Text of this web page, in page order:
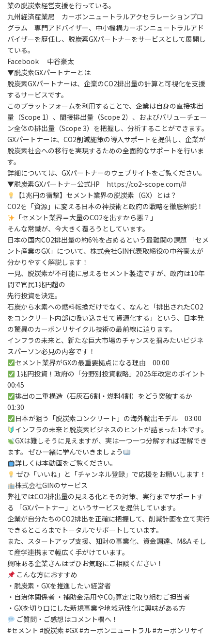
業の脱炭素経営支援を行っている。
九州経済産業局 カーボンニュートラルアクセラレーションプロ
グラム 専門アドバイザー、中小機構カーボンニュートラルアド
バイザーを歴任し、脱炭素GXパートナーをサービスとして展開し
ている。
Facebook 中谷豪太
▼脱炭素GXパートナーとは
脱炭素GXパートナーは、企業のCO2排出量の計算と可視化を支援
するサービスです。
このプラットフォームを利用することで、企業は自身の直接排出
量（Scope 1）、間接排出量（Scope 2）、およびバリューチェー
ン全体の排出量（Scope 3）を把握し、分析することができます。
GXパートナーは、CO2削減施策の導入サポートを提供し、企業が
脱炭素社会への移行を実現するための全面的なサポートを行いま
す。
詳細については、GXパートナーのウェブサイトをご覧ください。
▼脱炭素GXパートナー公式HP https://co2-scope.com/#
【1兆円の衝撃】セメント業界の脱炭素（GX）とは？
CO2を「資源」に変える日本の神技術と政府の戦略を徹底解説！
「セメント業界＝大量のCO2を出すから悪？」
そんな常識が、今大きく覆ろうとしています。
日本の国内CO2排出量の約6％を占めるという最難関の課題 「セメ
ント産業のGX」について、株式会社GIN代表取締役の中谷豪太が
分かりやすく解説します！
一見、脱炭素が不可能に思えるセメント製造ですが、政府は10年
間で官民1兆円超の
先行投資を決定。
石炭から水素への燃料転換だけでなく、なんと「排出されたCO2
をコンクリート内部に吸い込ませて資源化する」という、日本発
の驚異のカーボンリサイクル技術の最前線に迫ります。
インフラの未来と、新たな巨大市場のチャンスを掴みたいビジネ
スパーソン必見の内容です！
セメント業界がGXの最重要拠点になる理由 00:00
1兆円投資！政府の「分野別投資戦略」2025年改定のポイント
00:45
排出の二重構造（石灰石6割・燃料4割）をどう突破するか
01:30
日本が狙う「脱炭素コンクリート」の海外輸出モデル 03:00
インフラの未来と脱炭素ビジネスのヒントが詰まった1本です。
GXは難しそうに見えますが、実は一つ一つ分解すれば理解でき
ます。 ぜひ一緒に学んでいきましょう
詳しくは本動画をご覧ください。
ぜひ「いいね」と「チャンネル登録」で応援をお願いします！
株式会社GINのサービス
弊社ではCO2排出量の見える化とその対策、実行までサポートす
る 「GXパートナー」というサービスを提供しています。
企業が自分たちのCO2排出を正確に把握して、削減計画を立て実行
できるところまでトータルでサポートしています。
また、スタートアップ支援、知財の事業化、資金調達、M&A そし
て産学連携まで幅広く手がけています。
興味ある企業さんはぜひお気軽にご相談ください！
こんな方におすすめ
・脱炭素・GXを推進したい経営者
・自治体関係者 ・補助金活用やCO₂算定に取り組むご担当者
・GXを切り口にした新規事業や地域活性化に興味がある方
ご質問・ご感想はコメント欄へ！
#セメント #脱炭素 #GX #カーボンニュートラル #カーボンリサイ